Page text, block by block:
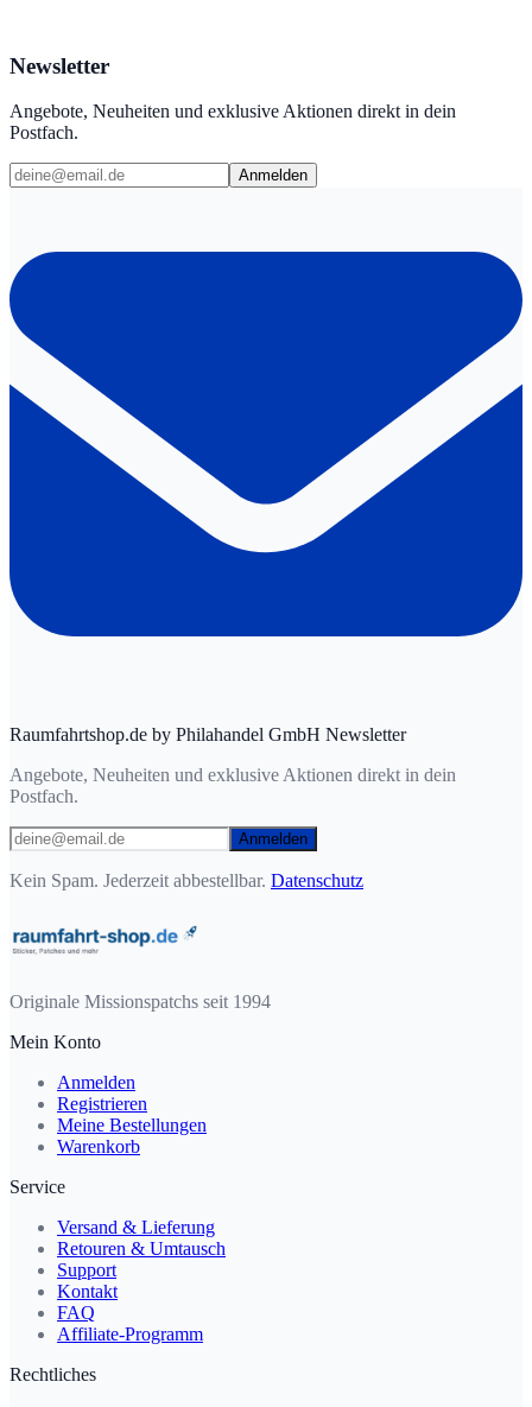
Newsletter
Angebote, Neuheiten und exklusive Aktionen direkt in dein
Postfach.
Anmelden
Raumfahrtshop.de by Philahandel GmbH Newsletter
Angebote, Neuheiten und exklusive Aktionen direkt in dein
Postfach.
Anmelden
Kein Spam. Jederzeit abbestellbar. Datenschutz
Originale Missionspatchs seit 1994
Mein Konto
Anmelden
Registrieren
Meine Bestellungen
Warenkorb
Service
Versand & Lieferung
Retouren & Umtausch
Support
Kontakt
FAQ
Affiliate-Programm
Rechtliches